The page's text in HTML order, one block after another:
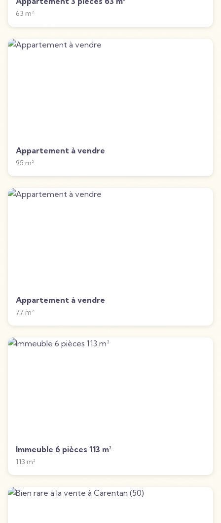
63 m²
Appartement à vendre
95 m²
Appartement à vendre
77 m²
Immeuble 6 pièces 113 m²
113 m²